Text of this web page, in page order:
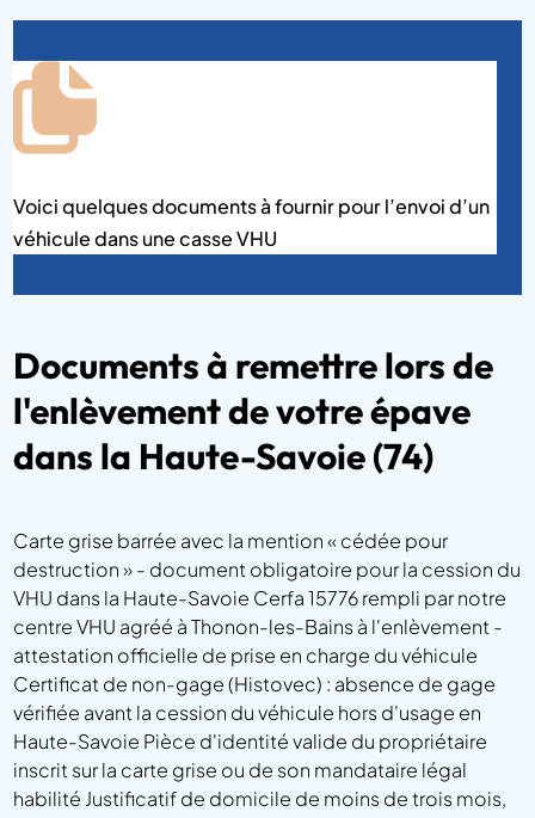
Documents à remettre lors de
l'enlèvement de votre épave
dans la Haute-Savoie (74)
Carte grise barrée avec la mention « cédée pour
destruction » - document obligatoire pour la cession du
VHU dans la Haute-Savoie Cerfa 15776 rempli par notre
centre VHU agréé à Thonon-les-Bains à l'enlèvement -
attestation officielle de prise en charge du véhicule
Certificat de non-gage (Histovec) : absence de gage
vérifiée avant la cession du véhicule hors d'usage en
Haute-Savoie Pièce d'identité valide du propriétaire
inscrit sur la carte grise ou de son mandataire légal
habilité Justificatif de domicile de moins de trois mois,
Voici quelques documents à fournir pour l’envoi d’un
véhicule dans une casse VHU